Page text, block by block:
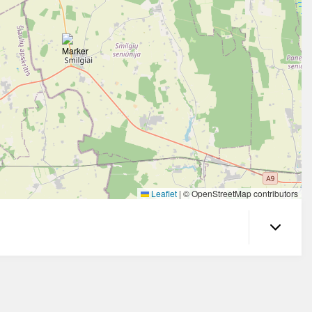
Leaflet | © OpenStreetMap contributors